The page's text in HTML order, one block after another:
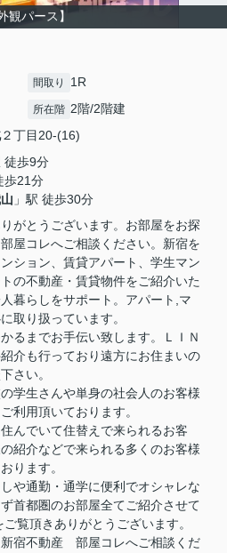
観パース】
間取り 1R
所在階 2階/2階建
２丁目20-(16)
徒歩9分
歩21分
」駅 徒歩30分
がとうございます。お部屋をお探
屋コレへご相談ください。新宿を
ション、賃貸アパート、学生マン
の不動産・賃貸物件をご紹介いた
暮らしをサポート。アパート,マ
取り扱っています。
るまでお手伝い致します。ＬＩＮ
介も行っており遠方にお住まいの
さい。
学生さんや単身の社会人のお客様
利用頂いております。
んでいて住替えで来られるお客
紹介などで来られる多くのお客様
ります。
や通勤・通学に便利でオシャレな
首都圏のお部屋全てご紹介させて
覧頂きありがとうございます。
宿不動産 部屋コレへご相談くだ